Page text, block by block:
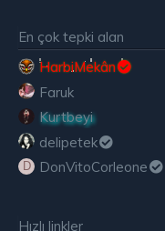
En çok tepki alan
HarbiMekân
Faruk
Kurtbeyi
delipetek
D DonVitoCorleone
Hızlı linkler